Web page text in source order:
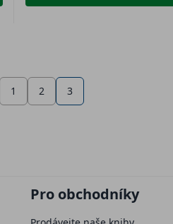
1 2 3
Pro obchodníky